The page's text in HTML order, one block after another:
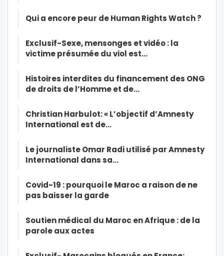
Qui a encore peur de Human Rights Watch ?
Exclusif-Sexe, mensonges et vidéo : la
victime présumée du viol est…
Histoires interdites du financement des ONG
de droits de l’Homme et de…
Christian Harbulot: « L’objectif d’Amnesty
International est de…
Le journaliste Omar Radi utilisé par Amnesty
International dans sa…
Covid-19 : pourquoi le Maroc a raison de ne
pas baisser la garde
Soutien médical du Maroc en Afrique : de la
parole aux actes